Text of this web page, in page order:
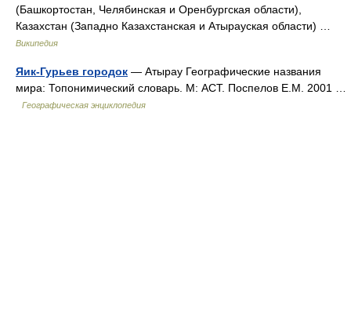
(Башкортостан, Челябинская и Оренбургская области),
Казахстан (Западно Казахстанская и Атырауская области) …
Википедия
Яик-Гурьев городок — Атырау Географические названия
мира: Топонимический словарь. М: АСТ. Поспелов Е.М. 2001 …
Географическая энциклопедия